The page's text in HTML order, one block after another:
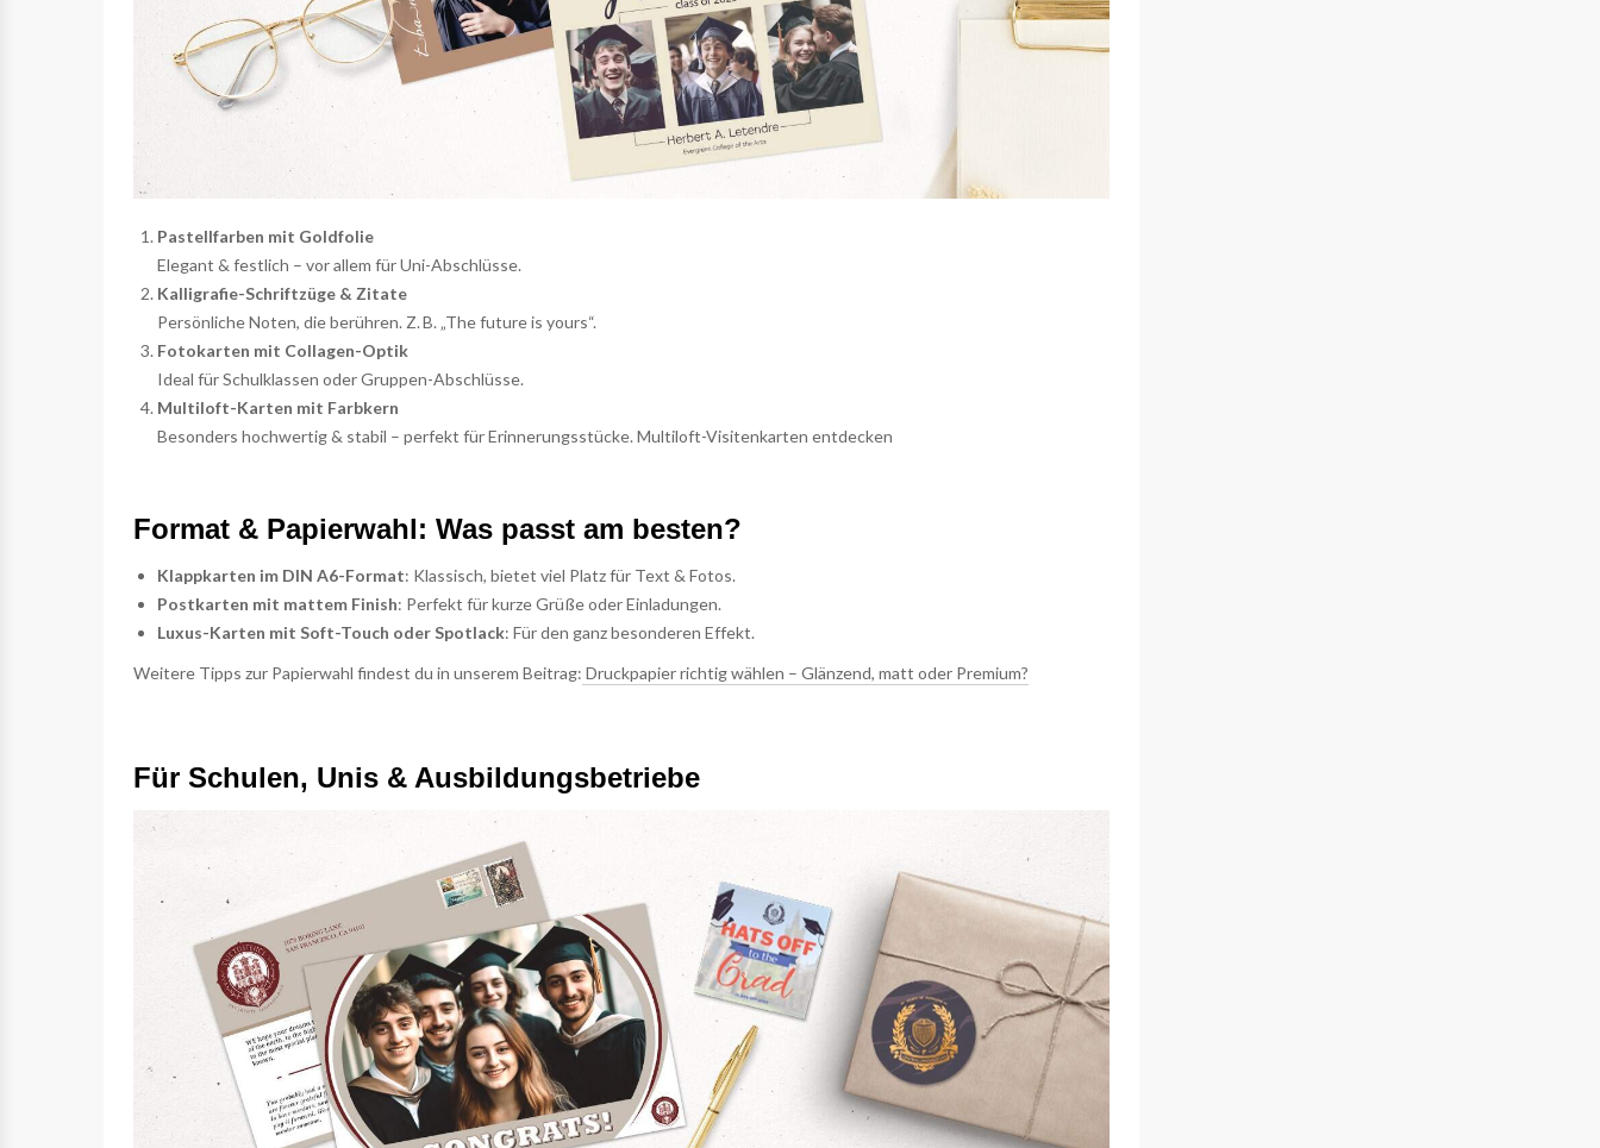
Pastellfarben mit Goldfolie
Elegant & festlich – vor allem für Uni-Abschlüsse.
Kalligrafie-Schriftzüge & Zitate
Persönliche Noten, die berühren. Z. B. „The future is yours“.
Fotokarten mit Collagen-Optik
Ideal für Schulklassen oder Gruppen-Abschlüsse.
Multiloft-Karten mit Farbkern
Besonders hochwertig & stabil – perfekt für Erinnerungsstücke. Multiloft-Visitenkarten entdecken
Format & Papierwahl: Was passt am besten?
Klappkarten im DIN A6-Format: Klassisch, bietet viel Platz für Text & Fotos.
Postkarten mit mattem Finish: Perfekt für kurze Grüße oder Einladungen.
Luxus-Karten mit Soft-Touch oder Spotlack: Für den ganz besonderen Effekt.
Weitere Tipps zur Papierwahl findest du in unserem Beitrag: Druckpapier richtig wählen – Glänzend, matt oder Premium?
Für Schulen, Unis & Ausbildungsbetriebe